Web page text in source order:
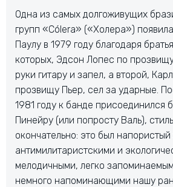
Одна из самых долгоживущих
групп «Cólera» («Холера»)
Паулу в 1979 году благодаря
которых, Эдсон Лопес по
руки гитару и запел, а второй,
прозвищу Пьер, сел за ударные.
1981 году к банде присоединился
Пинейру (или попросту Валь),
окончательно: это был
антимилитаристскими и
мелодичными, легко
немного напоминающими нашу